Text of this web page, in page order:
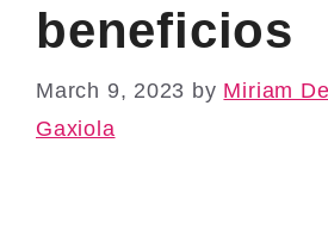
beneficios
March 9, 2023 by Miriam
Gaxiola